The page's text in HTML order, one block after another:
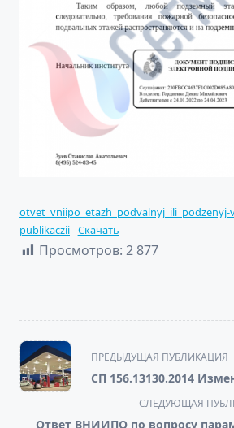
otvet_vniipo_etazh_podvalnyj_ili_podzenyj-
publikaczii Скачать
Просмотров: 2 877
<span
class="nav-
subtitle
ПРЕДЫДУЩАЯ ПУБЛИКАЦИЯ
СП 156.13130.2014
СЛЕДУЮЩАЯ
Ответ ВНИИПО по вопросу